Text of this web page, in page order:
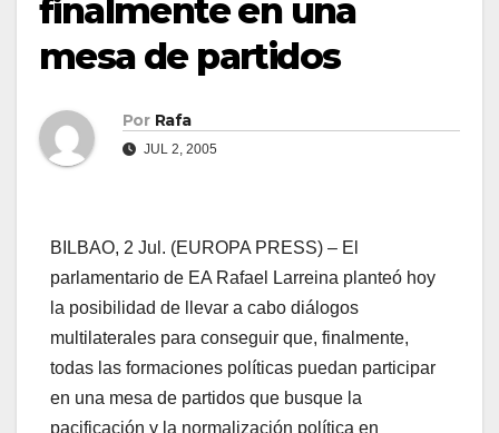
finalmente en una
mesa de partidos
Por Rafa
JUL 2, 2005
BILBAO, 2 Jul. (EUROPA PRESS) – El
parlamentario de EA Rafael Larreina planteó hoy
la posibilidad de llevar a cabo diálogos
multilaterales para conseguir que, finalmente,
todas las formaciones polí­ticas puedan participar
en una mesa de partidos que busque la
pacificación y la normalización polí­tica en